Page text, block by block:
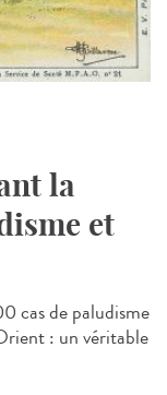
la
et
cas de paludisme
: un véritable